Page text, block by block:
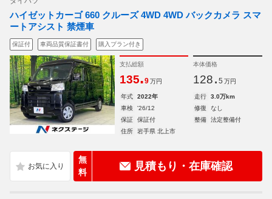
ハイゼットカーゴ 660 クルーズ 4WD 4WD バックカメラ スマ
ートアシスト 禁煙車
保証付 車両品質保証書付 購入プラン付き
支払総額
135.9 万円
本体価格
128. 5 万円
年式 2022年 走行
3.0万km
車検
'26/12 修復
なし
保証
保証付 整備
法定整備付
住所
岩手県 北上市
無
料
見積もり・在庫確認